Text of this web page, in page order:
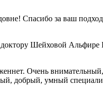
Спасибо за ваш
Шейховой
Очень
добрый, умный